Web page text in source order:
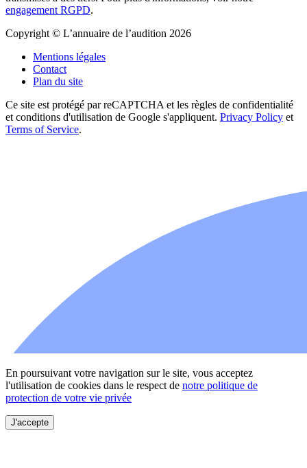
engagement RGPD.
Copyright © L’annuaire de l’audition 2026
Mentions légales
Contact
Plan du site
Ce site est protégé par reCAPTCHA et les règles de confidentialité
et conditions d'utilisation de Google s'appliquent. Privacy Policy et
Terms of Service.
En poursuivant votre navigation sur le site, vous acceptez
l'utilisation de cookies dans le respect de notre politique de
protection de votre vie privée
J'accepte